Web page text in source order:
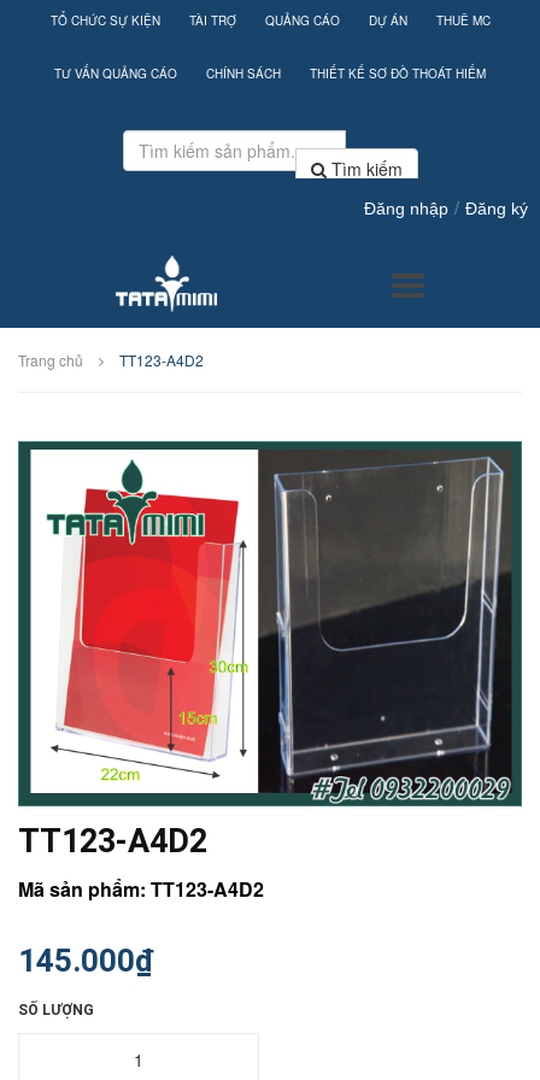
TỔ CHỨC SỰ KIỆN TÀI TRỢ QUẢNG CÁO DỰ ÁN THUÊ MC
TƯ VẤN QUẢNG CÁO CHÍNH SÁCH THIẾT KẾ SƠ ĐỒ THOÁT HIỂM
Tìm kiếm
Đăng nhập / Đăng ký
Trang chủ TT123-A4D2
TT123-A4D2
Mã sản phẩm: TT123-A4D2
145.000₫
SỐ LƯỢNG